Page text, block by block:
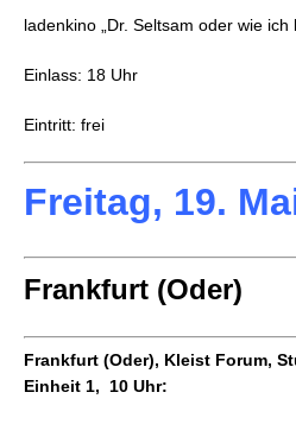
ladenkino „Dr. Seltsam oder wie
Einlass: 18 Uhr
Eintritt: frei
Freitag, 19.
Frankfurt (Oder)
Frankfurt (Oder), Kleist Forum,
Einheit 1, 10 Uhr: